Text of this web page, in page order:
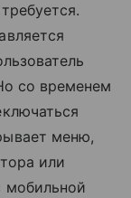
со временем
меню,
или
мобильной